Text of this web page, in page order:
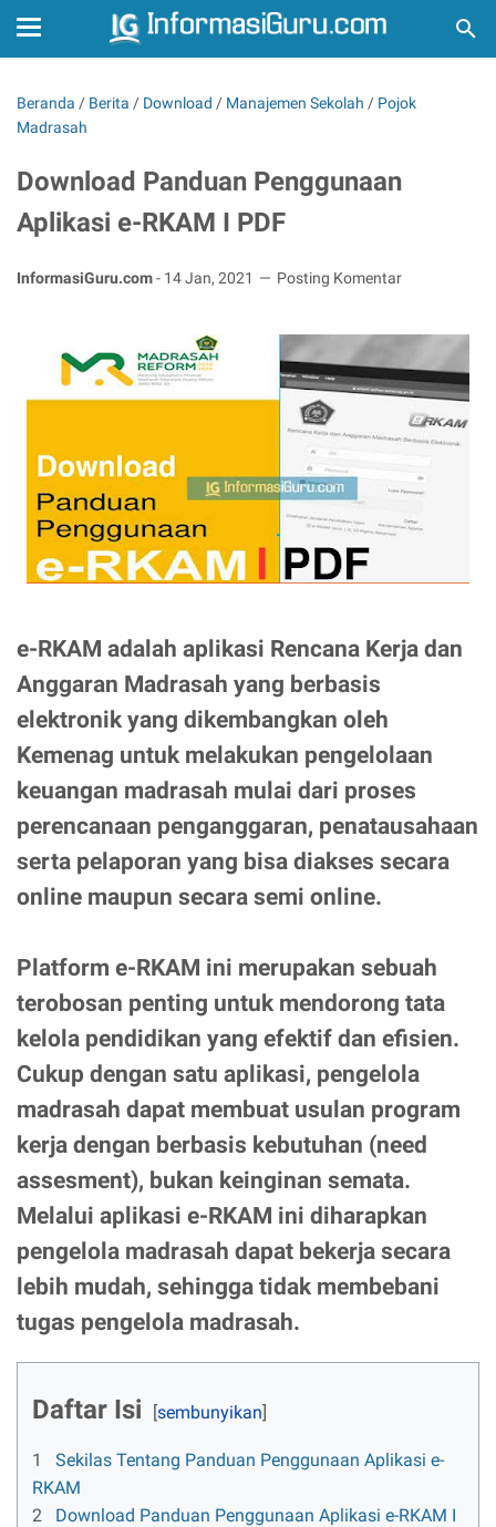
Beranda / Berita / Download / Manajemen Sekolah / Pojok
Madrasah
Download Panduan Penggunaan
Aplikasi e-RKAM I PDF
InformasiGuru.com- 14 Jan, 2021 Posting Komentar
e-RKAM adalah aplikasi Rencana Kerja dan
Anggaran Madrasah yang berbasis
elektronik yang dikembangkan oleh
Kemenag untuk melakukan pengelolaan
keuangan madrasah mulai dari proses
perencanaan penganggaran, penatausahaan
serta pelaporan yang bisa diakses secara
online maupun secara semi online.
Platform e-RKAM ini merupakan sebuah
terobosan penting untuk mendorong tata
kelola pendidikan yang efektif dan efisien.
Cukup dengan satu aplikasi, pengelola
madrasah dapat membuat usulan program
kerja dengan berbasis kebutuhan (need
assesment), bukan keinginan semata.
Melalui aplikasi e-RKAM ini diharapkan
pengelola madrasah dapat bekerja secara
lebih mudah, sehingga tidak membebani
tugas pengelola madrasah.
Daftar Isi
1
Sekilas Tentang Panduan Penggunaan Aplikasi e-
RKAM
2
Download Panduan Penggunaan Aplikasi e-RKAM I